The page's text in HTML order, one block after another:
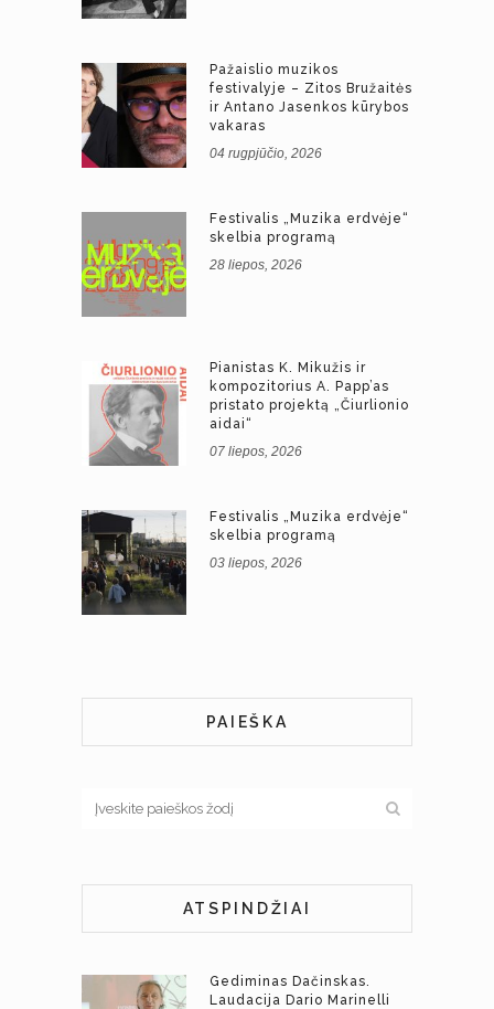
Pažaislio muzikos
festivalyje – Zitos Bružaitės
ir Antano Jasenkos kūrybos
vakaras
04 rugpjūčio, 2026
Festivalis „Muzika erdvėje“
skelbia programą
28 liepos, 2026
Pianistas K. Mikužis ir
kompozitorius A. Papp’as
pristato projektą „Čiurlionio
aidai“
07 liepos, 2026
Festivalis „Muzika erdvėje“
skelbia programą
03 liepos, 2026
PAIEŠKA
ATSPINDŽIAI
Gediminas Dačinskas.
Laudacija Dario Marinelli